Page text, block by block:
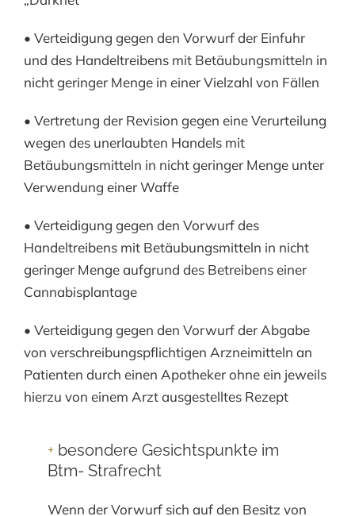
• Verteidigung gegen den Vorwurf der Einfuhr
und des Handeltreibens mit Betäubungsmitteln in
nicht geringer Menge in einer Vielzahl von Fällen
• Vertretung der Revision gegen eine Verurteilung
wegen des unerlaubten Handels mit
Betäubungsmitteln in nicht geringer Menge unter
Verwendung einer Waffe
• Verteidigung gegen den Vorwurf des
Handeltreibens mit Betäubungsmitteln in nicht
geringer Menge aufgrund des Betreibens einer
Cannabisplantage
• Verteidigung gegen den Vorwurf der Abgabe
von verschreibungspflichtigen Arzneimitteln an
Patienten durch einen Apotheker ohne ein jeweils
hierzu von einem Arzt ausgestelltes Rezept
+ besondere Gesichtspunkte im
Btm- Strafrecht
Wenn der Vorwurf sich auf den Besitz von